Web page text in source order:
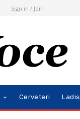
Sign in / Join
Cerveteri